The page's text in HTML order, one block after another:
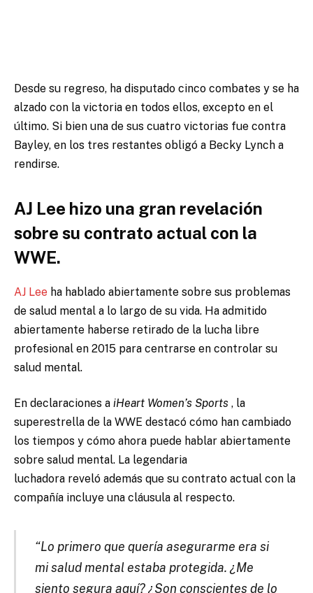
Desde su regreso, ha disputado cinco combates y se ha
alzado con la victoria en todos ellos, excepto en el
último. Si bien una de sus cuatro victorias fue contra
Bayley, en los tres restantes obligó a Becky Lynch a
rendirse.
AJ Lee hizo una gran revelación
sobre su contrato actual con la
WWE.
AJ Lee ha hablado abiertamente sobre sus problemas
de salud mental a lo largo de su vida. Ha admitido
abiertamente haberse retirado de la lucha libre
profesional en 2015 para centrarse en controlar su
salud mental.
En declaraciones a iHeart Women’s Sports , la
superestrella de la WWE destacó cómo han cambiado
los tiempos y cómo ahora puede hablar abiertamente
sobre salud mental. La legendaria
luchadora reveló además que su contrato actual con la
compañía incluye una cláusula al respecto.
“Lo primero que quería asegurarme era si
mi salud mental estaba protegida. ¿Me
siento segura aquí? ¿Son conscientes de lo